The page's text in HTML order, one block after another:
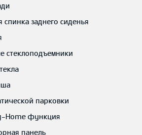
заднего сиденья
стеклоподъемники
парковки
Home функция
панель